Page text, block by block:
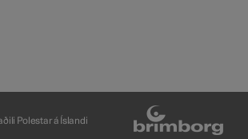
Polestar á Íslandi